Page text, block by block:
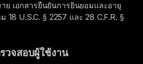
ย เอกสารยืนยันการยินยอมและอายุ
18 U.S.C. § 2257 และ 28 C.F.R. §
วจสอบผู้ใช้งาน